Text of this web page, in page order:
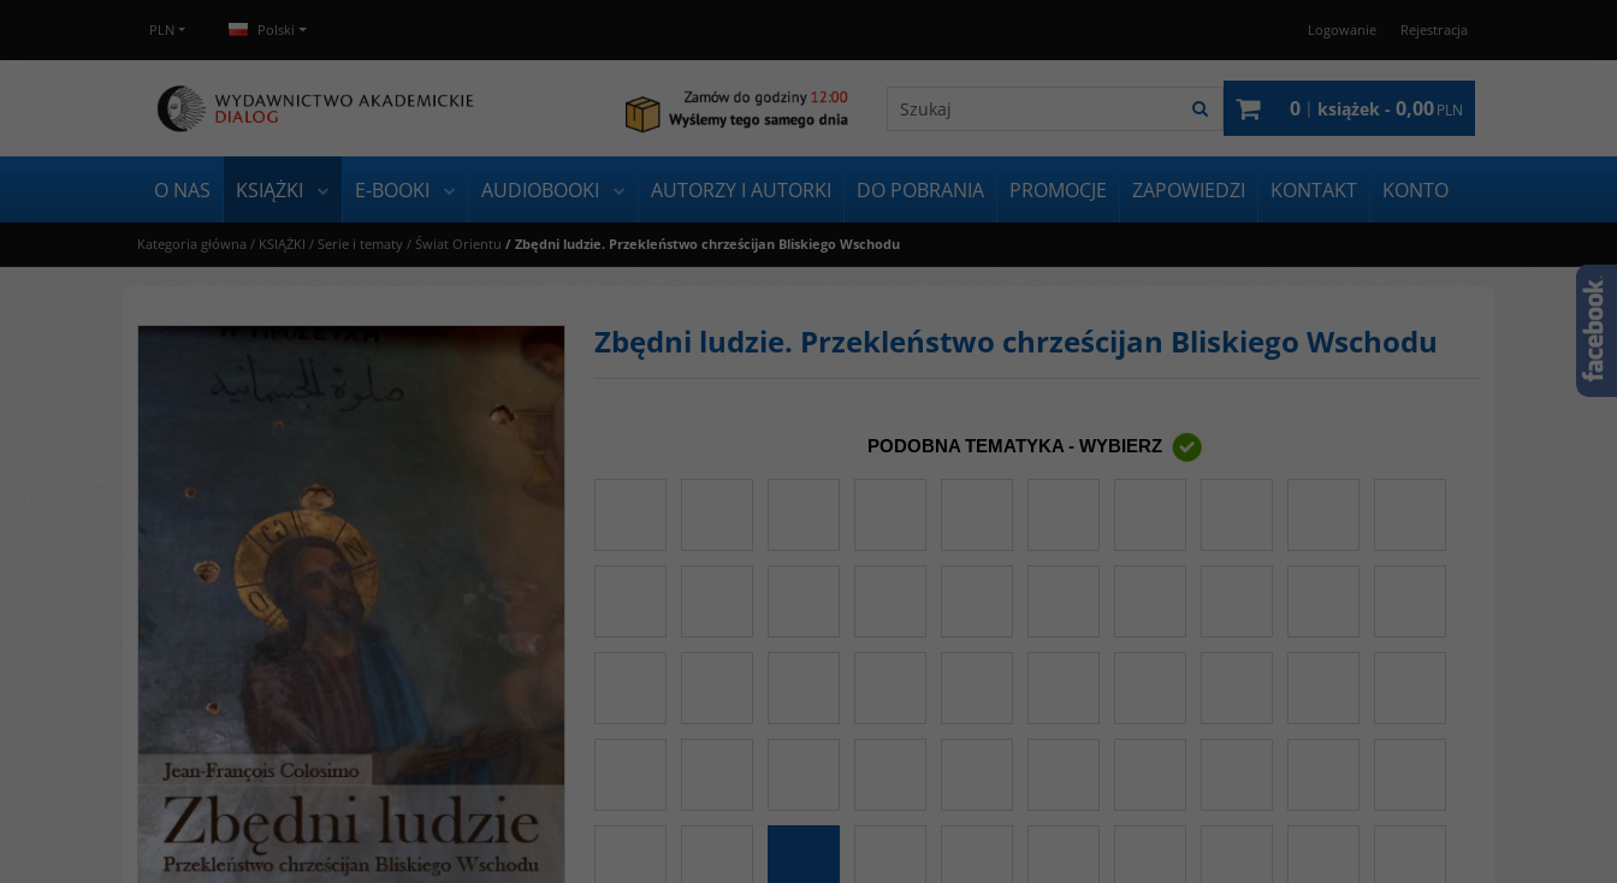
PLN Polski Logowanie Rejestracja
0 | książek - 0,00PLN
O NAS KSIĄŻKI E-BOOKI AUDIOBOOKI AUTORZY I AUTORKI DO POBRANIA PROMOCJE ZAPOWIEDZI KONTAKT KONTO
Kategoria główna / KSIĄŻKI / Serie i tematy / Świat Orientu / Zbędni ludzie. Przekleństwo chrześcijan Bliskiego Wschodu
Zbędni ludzie. Przekleństwo chrześcijan Bliskiego Wschodu
PODOBNA TEMATYKA - WYBIERZ